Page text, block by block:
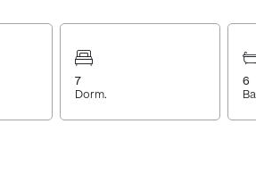
7
Dorm.
6